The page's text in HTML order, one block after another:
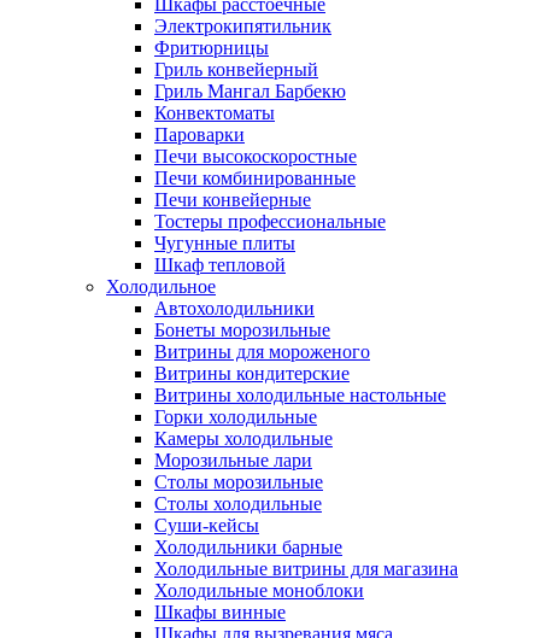
Шкафы расстоечные
Электрокипятильник
Фритюрницы
Гриль конвейерный
Гриль Мангал Барбекю
Конвектоматы
Пароварки
Печи высокоскоростные
Печи комбинированные
Печи конвейерные
Тостеры профессиональные
Чугунные плиты
Шкаф тепловой
Холодильное
Автохолодильники
Бонеты морозильные
Витрины для мороженого
Витрины кондитерские
Витрины холодильные настольные
Горки холодильные
Камеры холодильные
Морозильные лари
Столы морозильные
Столы холодильные
Суши-кейсы
Холодильники барные
Холодильные витрины для магазина
Холодильные моноблоки
Шкафы винные
Шкафы для вызревания мяса